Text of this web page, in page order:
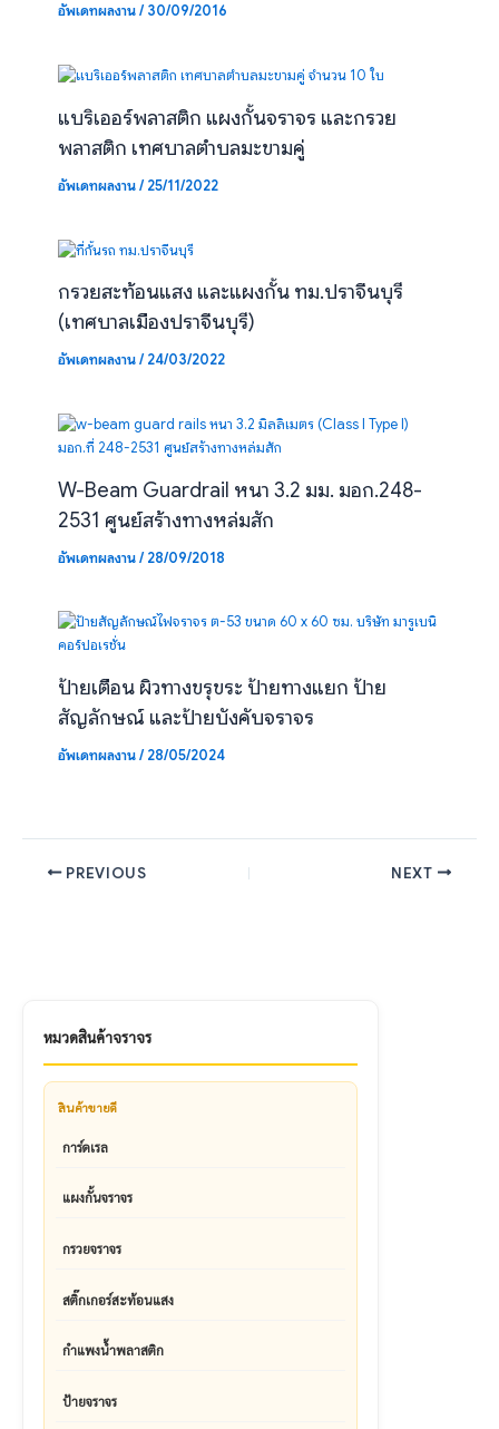
หมวดสินค้าจราจร
สินค้าขายดี
การ์ดเรล
แผงกั้นจราจร
กรวยจราจร
สติ๊กเกอร์สะท้อนแสง
กำแพงน้ำพลาสติก
ป้ายจราจร
อัพเดทผลงาน/30/09/2016
แบริเออร์พลาสติก แผงกั้นจราจร และกรวย
พลาสติก เทศบาลตำบลมะขามคู่
อัพเดทผลงาน/25/11/2022
กรวยสะท้อนแสง และแผงกั้น ทม.ปราจีนบุรี
(เทศบาลเมืองปราจีนบุรี)
อัพเดทผลงาน/24/03/2022
W-Beam Guardrail หนา 3.2 มม. มอก.248-
2531 ศูนย์สร้างทางหล่มสัก
อัพเดทผลงาน/28/09/2018
ป้ายเตือน ผิวทางขรุขระ ป้ายทางแยก ป้าย
สัญลักษณ์ และป้ายบังคับจราจร
อัพเดทผลงาน/28/05/2024
PREVIOUS NEXT